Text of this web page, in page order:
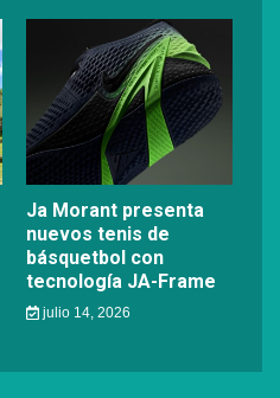
Ja Morant presenta
nuevos tenis de
básquetbol con
tecnología JA-Frame
julio 14, 2026